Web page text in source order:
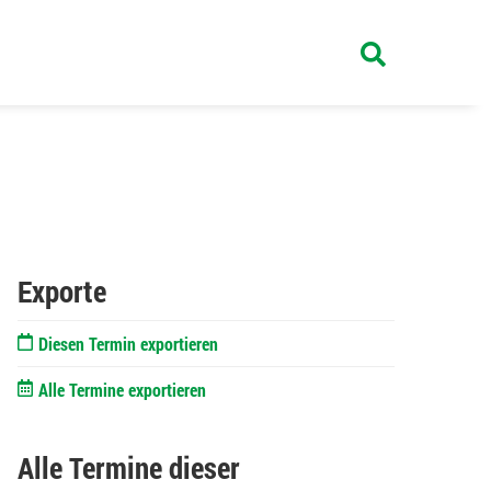
Exporte
Diesen Termin exportieren
Alle Termine exportieren
Alle Termine dieser